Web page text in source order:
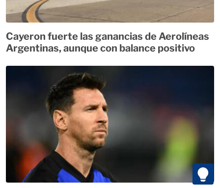
Cayeron fuerte las ganancias de Aerolíneas
Argentinas, aunque con balance positivo